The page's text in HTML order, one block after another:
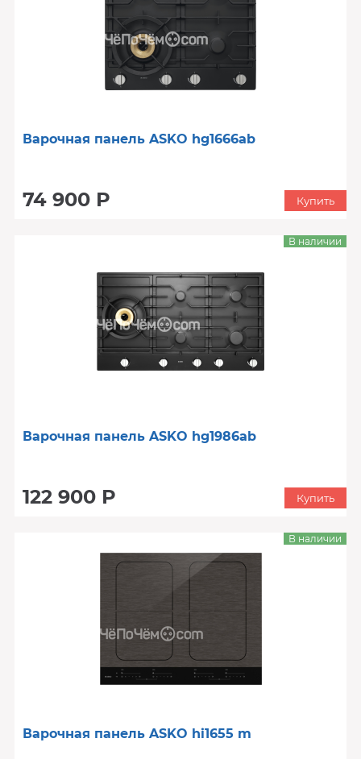
Варочная панель ASKO hg1666ab
74 900 Р Купить
Варочная панель ASKO hg1986ab
122 900 Р
В наличии
Купить
Варочная панель ASKO hi1655 m
В наличии